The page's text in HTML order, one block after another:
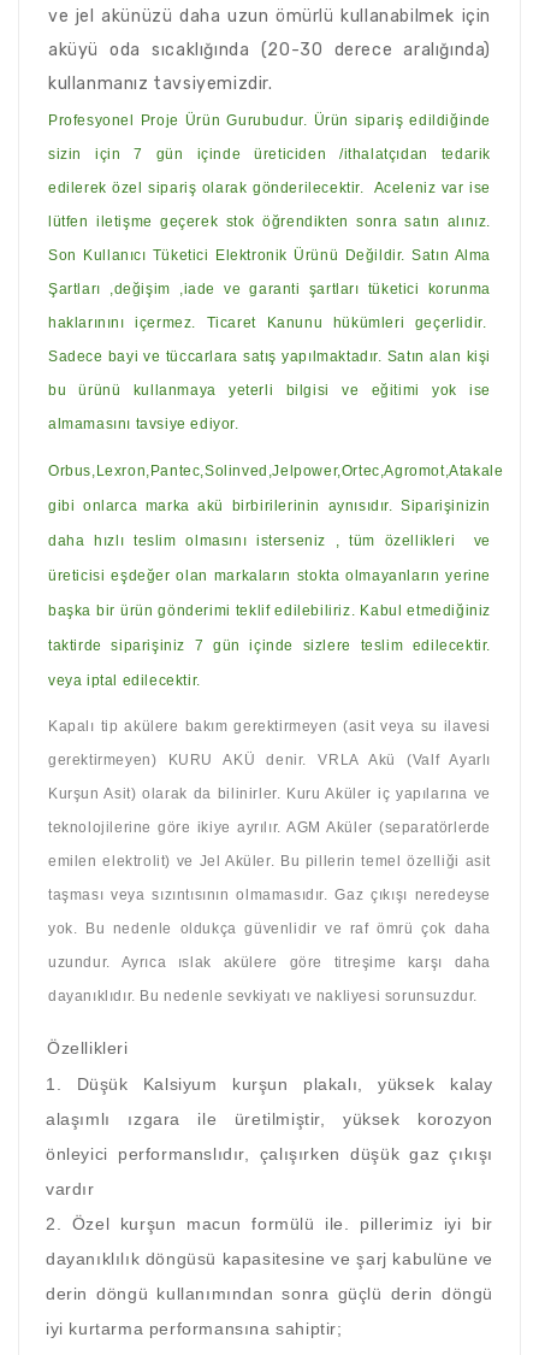
ve jel akünüzü daha uzun ömürlü kullanabilmek için
aküyü oda sıcaklığında (20-30 derece aralığında)
kullanmanız tavsiyemizdir.
Profesyonel Proje Ürün Gurubudur. Ürün sipariş edildiğinde
sizin için 7 gün içinde üreticiden /ithalatçıdan tedarik
edilerek özel sipariş olarak gönderilecektir. Aceleniz var ise
lütfen iletişme geçerek stok öğrendikten sonra satın alınız.
Son Kullanıcı Tüketici Elektronik Ürünü Değildir. Satın Alma
Şartları ,değişim ,iade ve garanti şartları tüketici korunma
haklarınını içermez. Ticaret Kanunu hükümleri geçerlidir.
Sadece bayi ve tüccarlara satış yapılmaktadır. Satın alan kişi
bu ürünü kullanmaya yeterli bilgisi ve eğitimi yok ise
almamasını tavsiye ediyor.
Orbus,Lexron,Pantec,Solinved,Jelpower,Ortec,Agromot,Atakale
gibi onlarca marka akü birbirilerinin aynısıdır. Siparişinizin
daha hızlı teslim olmasını isterseniz , tüm özellikleri ve
üreticisi eşdeğer olan markaların stokta olmayanların yerine
başka bir ürün gönderimi teklif edilebiliriz. Kabul etmediğiniz
taktirde siparişiniz 7 gün içinde sizlere teslim edilecektir.
veya iptal edilecektir.
Kapalı tip akülere bakım gerektirmeyen (asit veya su ilavesi
gerektirmeyen) KURU AKÜ denir. VRLA Akü (Valf Ayarlı
Kurşun Asit) olarak da bilinirler. Kuru Aküler iç yapılarına ve
teknolojilerine göre ikiye ayrılır. AGM Aküler (separatörlerde
emilen elektrolit) ve Jel Aküler. Bu pillerin temel özelliği asit
taşması veya sızıntısının olmamasıdır. Gaz çıkışı neredeyse
yok. Bu nedenle oldukça güvenlidir ve raf ömrü çok daha
uzundur. Ayrıca ıslak akülere göre titreşime karşı daha
dayanıklıdır. Bu nedenle sevkiyatı ve nakliyesi sorunsuzdur.
Özellikleri
1. Düşük Kalsiyum kurşun plakalı, yüksek kalay
alaşımlı ızgara ile üretilmiştir, yüksek korozyon
önleyici performanslıdır, çalışırken düşük gaz çıkışı
vardır
2. Özel kurşun macun formülü ile. pillerimiz iyi bir
dayanıklılık döngüsü kapasitesine ve şarj kabulüne ve
derin döngü kullanımından sonra güçlü derin döngü
iyi kurtarma performansına sahiptir;